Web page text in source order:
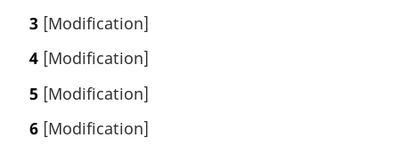
3 [Modification]
4 [Modification]
5 [Modification]
6 [Modification]